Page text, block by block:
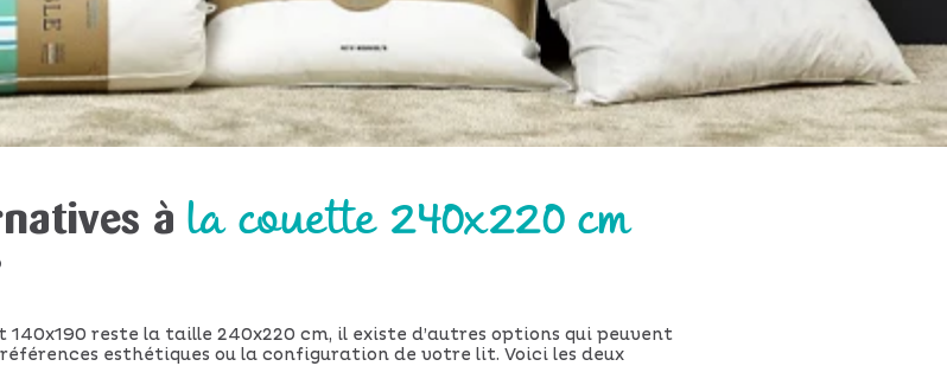
àla couette 240x220 cm
reste la taille 240x220 cm, il existe d’autres options qui peuvent
esthétiques ou la configuration de votre lit. Voici les deux